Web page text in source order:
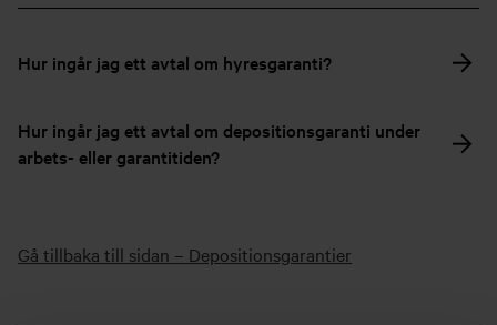
Hur ingår jag ett avtal om hyresgaranti?
Hur ingår jag ett avtal om depositionsgaranti under
arbets- eller garantitiden?
Gå tillbaka till sidan – Depositionsgarantier